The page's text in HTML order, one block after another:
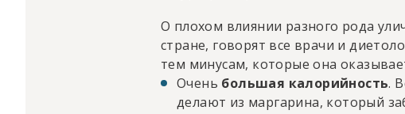
О плохом влиянии разного рода
стране, говорят все врачи и
тем минусам, которые она
Очень большая калорийность.
делают из маргарина, который